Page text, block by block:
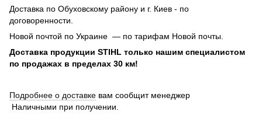
Доставка по Обуховскому району и г. Киев - по
договоренности.
Новой почтой по Украине — по тарифам Новой почты.
Доставка продукции STIHL только нашим специалистом
по продажах в пределах 30 км!
Подробнее о доставке вам сообщит менеджер
Наличными при получении.